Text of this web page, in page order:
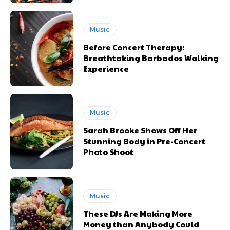
Free limited access
Vrij / forever
Etiam est nibh, lobortis sit
Praesent euismod ac
Ut mollis pellentesque tortor
Nullam eu erat condimentum
Orci varius natoque dolor
KIES PLAN
Free limited access
Vrij / forever
Etiam est nibh, lobortis sit
Praesent euismod ac
Ut mollis pellentesque tortor
Nullam eu erat condimentum
Orci varius natoque dolor
KIES PLAN
Music
Before Concert Therapy:
Breathtaking Barbados Walking
Experience
Music
Sarah Brooke Shows Off Her
Stunning Body in Pre-Concert
Photo Shoot
Music
These DJs Are Making More
Money than Anybody Could